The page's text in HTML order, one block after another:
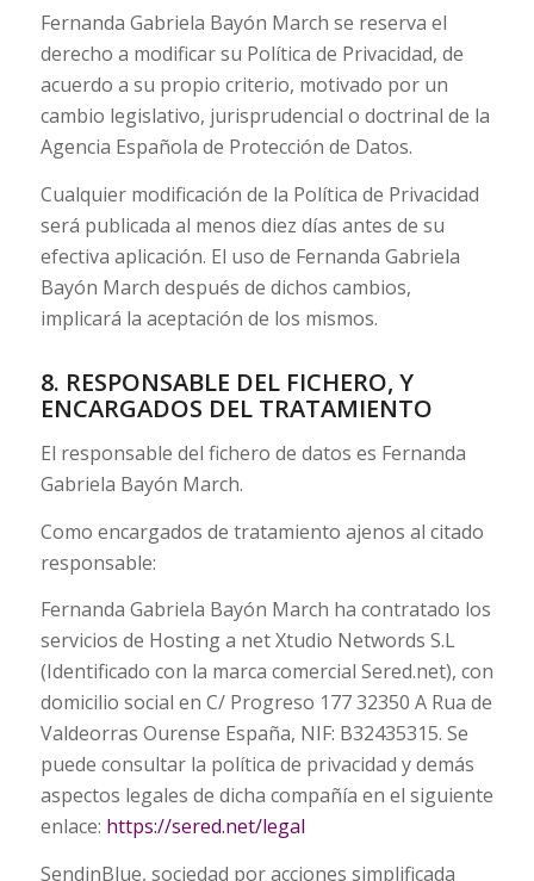
Fernanda Gabriela Bayón March se reserva el
derecho a modificar su Política de Privacidad, de
acuerdo a su propio criterio, motivado por un
cambio legislativo, jurisprudencial o doctrinal de la
Agencia Española de Protección de Datos.
Cualquier modificación de la Política de Privacidad
será publicada al menos diez días antes de su
efectiva aplicación. El uso de Fernanda Gabriela
Bayón March después de dichos cambios,
implicará la aceptación de los mismos.
8. RESPONSABLE DEL FICHERO, Y
ENCARGADOS DEL TRATAMIENTO
El responsable del fichero de datos es Fernanda
Gabriela Bayón March.
Como encargados de tratamiento ajenos al citado
responsable:
Fernanda Gabriela Bayón March ha contratado los
servicios de Hosting a net Xtudio Networds S.L
(Identificado con la marca comercial Sered.net), con
domicilio social en C/ Progreso 177 32350 A Rua de
Valdeorras Ourense España, NIF: B32435315. Se
puede consultar la política de privacidad y demás
aspectos legales de dicha compañía en el siguiente
enlace: https://sered.net/legal
SendinBlue, sociedad por acciones simplificada